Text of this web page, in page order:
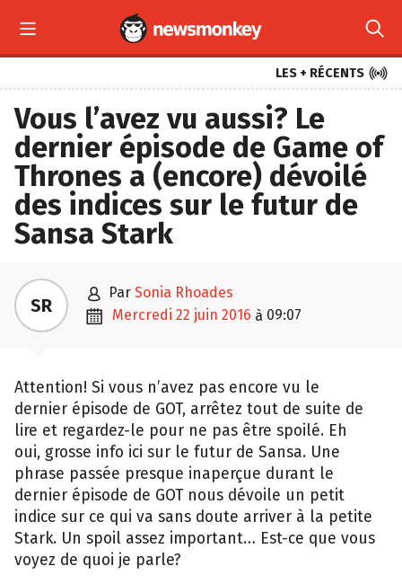
 
LES + RÉCENTS 
Vous l’avez vu aussi? Le
dernier épisode de Game of
Thrones a (encore) dévoilé
des indices sur le futur de
Sansa Stark
SR  par Sonia Rhoades
 mercredi 22 juin 2016 à 09:07
Attention! Si vous n’avez pas encore vu le
dernier épisode de GOT, arrêtez tout de suite de
lire et regardez-le pour ne pas être spoilé. Eh
oui, grosse info ici sur le futur de Sansa. Une
phrase passée presque inaperçue durant le
dernier épisode de GOT nous dévoile un petit
indice sur ce qui va sans doute arriver à la petite
Stark. Un spoil assez important… Est-ce que vous
voyez de quoi je parle?